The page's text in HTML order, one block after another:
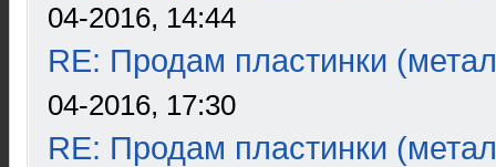
04-2016, 14:44
RE: Продам пластинки
04-2016, 17:30
RE: Продам пластинки